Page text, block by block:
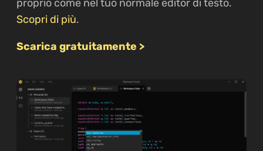
proprio come nel tuo normale editor di testo.
Scopri di più.
Scarica gratuitamente >